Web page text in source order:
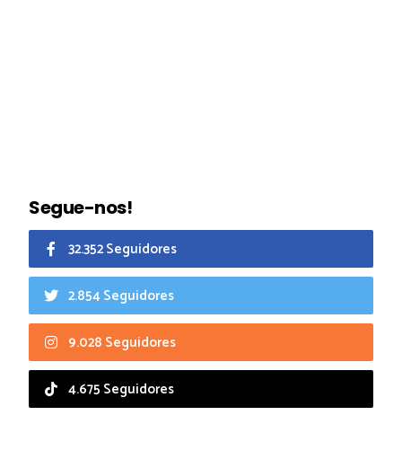
Segue-nos!
32.352 Seguidores
2.854 Seguidores
9.028 Seguidores
4.675 Seguidores